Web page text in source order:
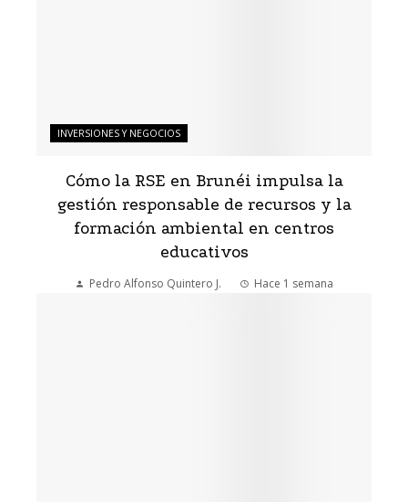
INVERSIONES Y NEGOCIOS
Cómo la RSE en Brunéi impulsa la
gestión responsable de recursos y la
formación ambiental en centros
educativos
Pedro Alfonso Quintero J. Hace 1 semana